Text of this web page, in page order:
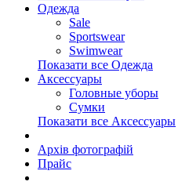
Одежда
Sale
Sportswear
Swimwear
Показати все Одежда
Аксессуары
Головные уборы
Сумки
Показати все Аксессуары
Архів фотографій
Прайс